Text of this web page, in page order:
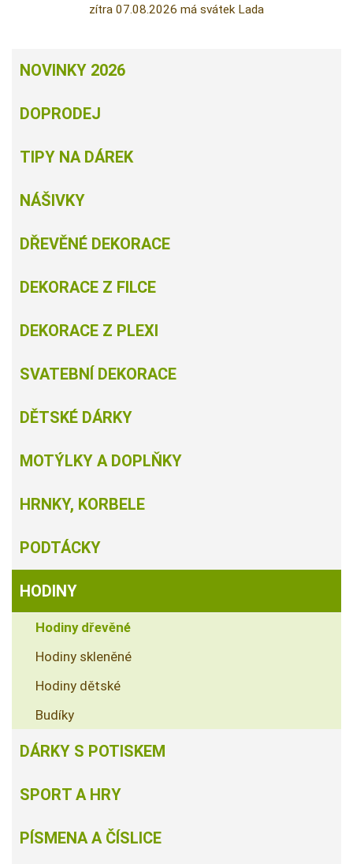
zítra 07.08.2026 má svátek Lada
NOVINKY 2026
DOPRODEJ
TIPY NA DÁREK
NÁŠIVKY
DŘEVĚNÉ DEKORACE
DEKORACE Z FILCE
DEKORACE Z PLEXI
SVATEBNÍ DEKORACE
DĚTSKÉ DÁRKY
MOTÝLKY A DOPLŇKY
HRNKY, KORBELE
PODTÁCKY
HODINY
Hodiny dřevěné
Hodiny skleněné
Hodiny dětské
Budíky
DÁRKY S POTISKEM
SPORT A HRY
PÍSMENA A ČÍSLICE